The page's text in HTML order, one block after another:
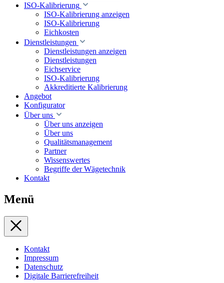
ISO-Kalibrierung
ISO-Kalibrierung anzeigen
ISO-Kalibrierung
Eichkosten
Dienstleistungen
Dienstleistungen anzeigen
Dienstleistungen
Eichservice
ISO-Kalibrierung
Akkreditierte Kalibrierung
Angebot
Konfigurator
Über uns
Über uns anzeigen
Über uns
Qualitätsmanagement
Partner
Wissenswertes
Begriffe der Wägetechnik
Kontakt
Menü
Kontakt
Impressum
Datenschutz
Digitale Barrierefreiheit